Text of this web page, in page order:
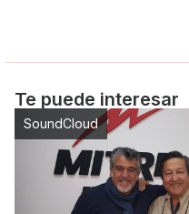
Te puede interesar
SoundCloud